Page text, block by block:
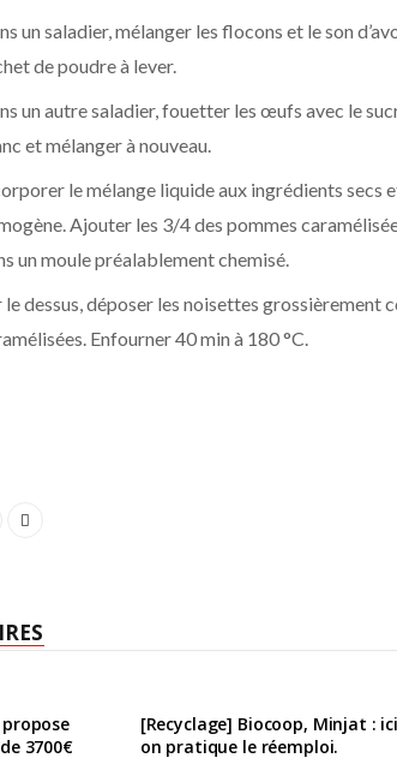
un saladier, mélanger les flocons et le son
de poudre à lever.
un autre saladier, fouetter les œufs avec le
et mélanger à nouveau.
le mélange liquide aux ingrédients secs
Ajouter les 3/4 des pommes
un moule préalablement chemisé.
le dessus, déposer les noisettes grossièrement
Enfourner 40 min à 180 °C.
3700€
[Recyclage] Biocoop, Minjat : ici
on pratique le réemploi.